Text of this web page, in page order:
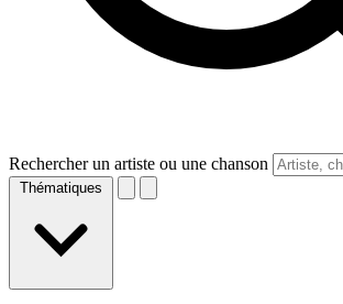
Rechercher un artiste ou une chanson
Thématiques